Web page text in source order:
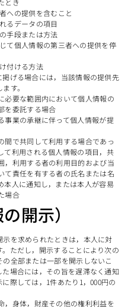
への提供を含むこと
るデータの項目
手段または方法
て個人情報の第三者への提供を停
付ける方法
げる場合には，当該情報の提供先
す。
必要な範囲内において個人情報の
を委託する場合
事業の承継に伴って個人情報が提
間で共同して利用する場合であっ
て利用される個人情報の項目，共
，利用する者の利用目的および当
て責任を有する者の氏名または名
本人に通知し，または本人が容易
場合
開示）
を求められたときは，本人に対
ただし，開示することにより次の
全部または一部を開示しないこ
場合には，その旨を遅滞なく通知
際しては，1件あたり1，000円の
，身体，財産その他の権利利益を